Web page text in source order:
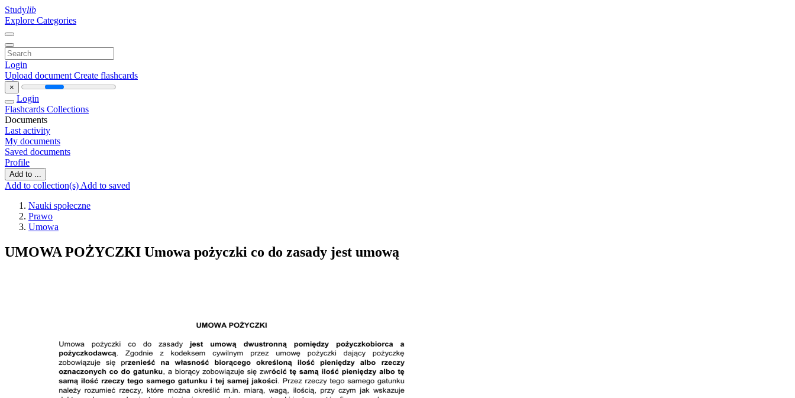
Studylib
Explore Categories
Login
Upload document Create flashcards
×
Login
Flashcards Collections
Documents
Last activity
My documents
Saved documents
Profile
Add to ...
Add to collection(s) Add to saved
Nauki społeczne
Prawo
Umowa
UMOWA POŻYCZKI Umowa pożyczki co do zasady jest umową